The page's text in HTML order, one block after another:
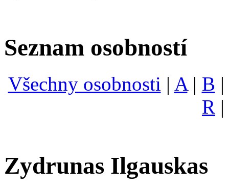
Seznam osobností
Všechny osobnosti | A| B |
R |
Zydrunas Ilgauskas